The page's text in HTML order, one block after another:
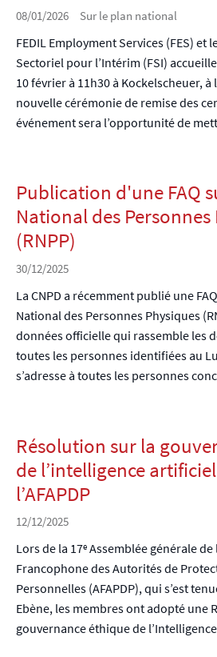
08/01/2026 Sur le plan national
FEDIL Employment Services (FES) et
Sectoriel pour l’Intérim (FSI)
10 février à 11h30 à Kockelscheuer, à
nouvelle cérémonie de remise des
événement sera l’opportunité de
Publication d'une FAQ
National des Personnes
(RNPP)
30/12/2025
La CNPD a récemment publié une
National des Personnes Physiques
données officielle qui rassemble les
toutes les personnes identifiées au
s’adresse à toutes les personnes
Résolution sur la
de l’intelligence
l’AFAPDP
12/12/2025
Lors de la 17ᵉ Assemblée générale de
Francophone des Autorités de
Personnelles (AFAPDP), qui s’est
Ebène, les membres ont adopté une
gouvernance éthique de